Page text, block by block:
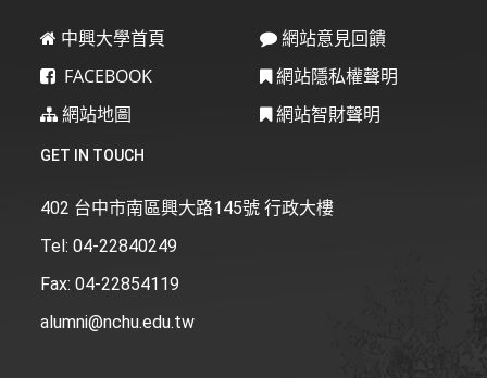
中興大學首頁
FACEBOOK
網站地圖
網站意見回饋
網站隱私權聲明
網站智財聲明
GET IN TOUCH
402 台中市南區興大路145號 行政大樓
Tel:04-22840249
Fax:04-22854119
alumni@nchu.edu.tw